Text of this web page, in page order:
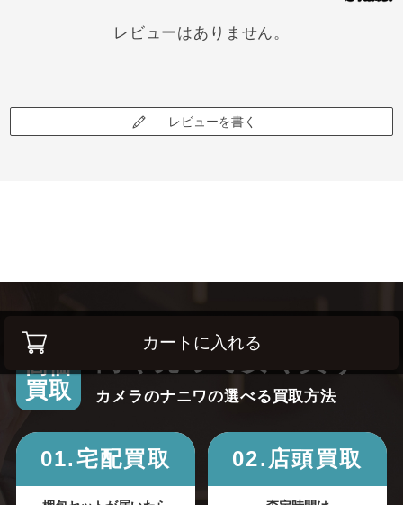
カートに入れる
レビューはありません。
レビューを書く
高価
買取
カメラのナニワの選べる買取方法
01.宅配買取 02.店頭買取